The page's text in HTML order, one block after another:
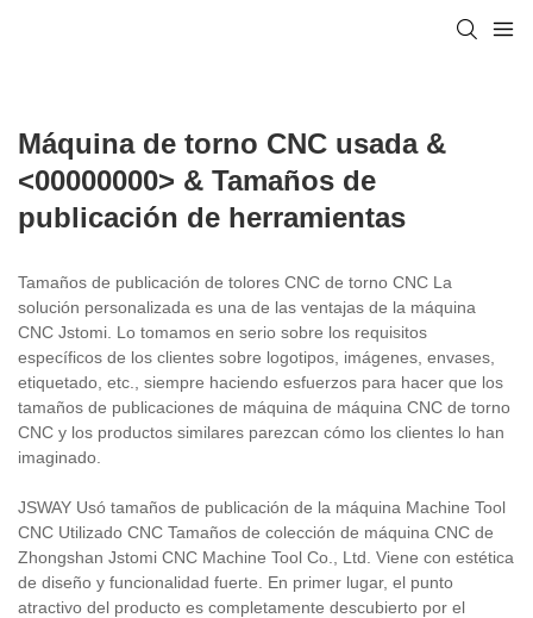
Máquina de torno CNC usada &
<00000000> & Tamaños de
publicación de herramientas
Tamaños de publicación de tolores CNC de torno CNC La
solución personalizada es una de las ventajas de la máquina
CNC Jstomi. Lo tomamos en serio sobre los requisitos
específicos de los clientes sobre logotipos, imágenes, envases,
etiquetado, etc., siempre haciendo esfuerzos para hacer que los
tamaños de publicaciones de máquina de máquina CNC de torno
CNC y los productos similares parezcan cómo los clientes lo han
imaginado.
JSWAY Usó tamaños de publicación de la máquina Machine Tool
CNC Utilizado CNC Tamaños de colección de máquina CNC de
Zhongshan Jstomi CNC Machine Tool Co., Ltd. Viene con estética
de diseño y funcionalidad fuerte. En primer lugar, el punto
atractivo del producto es completamente descubierto por el